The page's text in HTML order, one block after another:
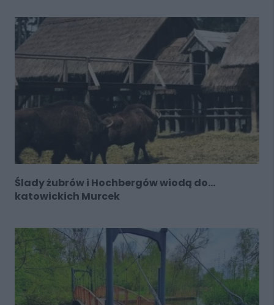
Ślady żubrów i Hochbergów wiodą do…
katowickich Murcek